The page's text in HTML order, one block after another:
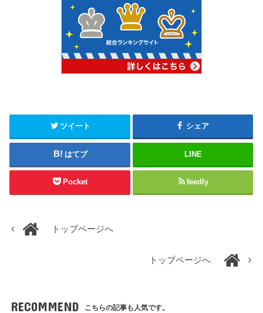
ツイート シェア
はてブ LINE
Pocket feedly
トップページへ
トップページへ
RECOMMEND こちらの記事も人気です。